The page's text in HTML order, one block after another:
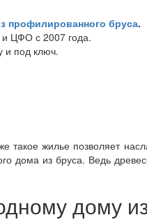
профилированного бруса.
ЦФО с 2007 года.
и под ключ.
жилье позволяет
дома из бруса. Ведь
дому